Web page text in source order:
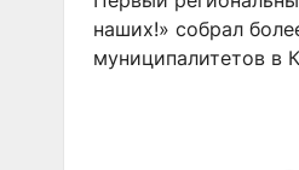
наших!» собрал
муниципалитетов в